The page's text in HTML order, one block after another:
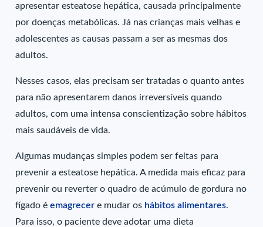
apresentar esteatose hepática, causada principalmente
por doenças metabólicas. Já nas crianças mais velhas e
adolescentes as causas passam a ser as mesmas dos
adultos.
Nesses casos, elas precisam ser tratadas o quanto antes
para não apresentarem danos irreversíveis quando
adultos, com uma intensa conscientização sobre hábitos
mais saudáveis de vida.
Algumas mudanças simples podem ser feitas para
prevenir a esteatose hepática. A medida mais eficaz para
prevenir ou reverter o quadro de acúmulo de gordura no
fígado éemagrecer e mudar os hábitos alimentares.
Para isso, o paciente deve adotar uma dieta